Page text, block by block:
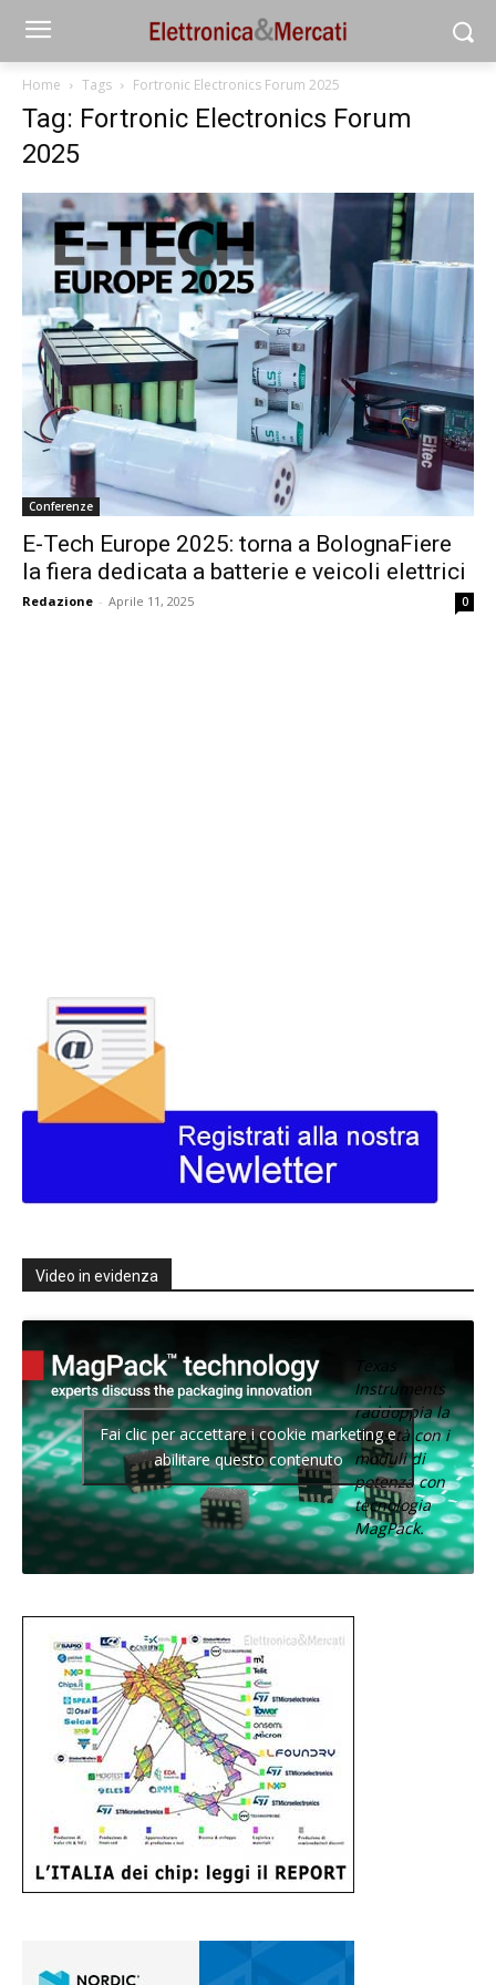
Home Tags Fortronic Electronics Forum 2025
Tag: Fortronic Electronics Forum
2025
Conferenze
E-Tech Europe 2025: torna a BolognaFiere
la fiera dedicata a batterie e veicoli elettrici
Redazione - Aprile 11, 2025 0
Video in evidenza
Texas
Instruments
raddoppia la
densità con i
moduli di
potenza con
tecnologia
MagPack.
Fai clic per accettare i cookie marketing e
abilitare questo contenuto